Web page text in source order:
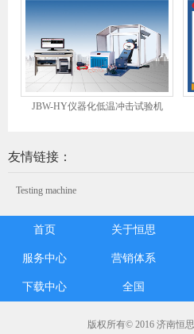
JBW-HY仪器化低温冲击试验机
友情链接：
Testing machine
首页 关于恒思
服务中心 营销体系
下载中心 全国
版权所有© 2016 济南恒